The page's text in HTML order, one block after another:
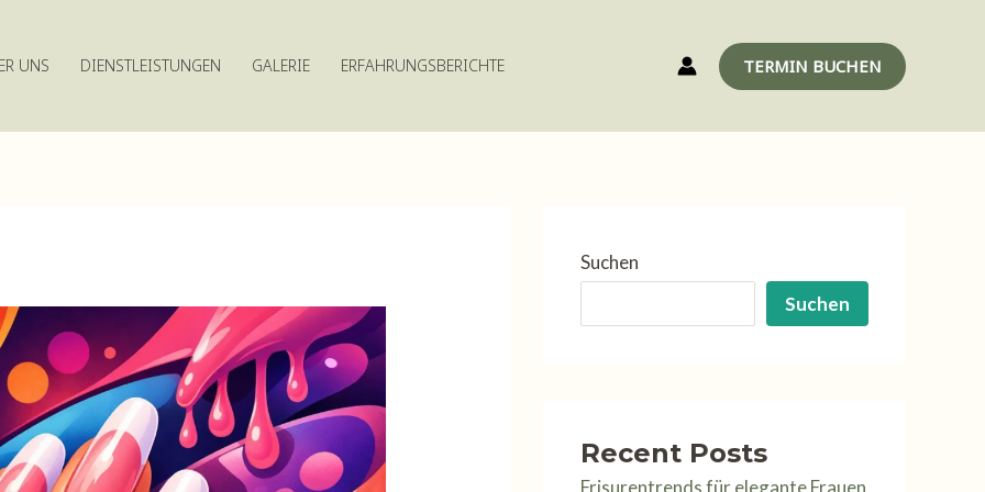
UNS DIENSTLEISTUNGEN GALERIE ERFAHRUNGSBERICHTE TERMIN BUCHEN
Suchen
Suchen
Recent Posts
Frisurentrends für elegante Frauen